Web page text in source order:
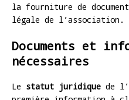
la fourniture de
légale de l’association.
Documents et
nécessaires
Le statut juridique de